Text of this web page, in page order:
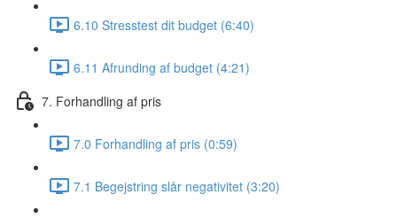
6.10 Stresstest dit budget (6:40)
6.11 Afrunding af budget (4:21)
7. Forhandling af pris
7.0 Forhandling af pris (0:59)
7.1 Begejstring slår negativitet (3:20)